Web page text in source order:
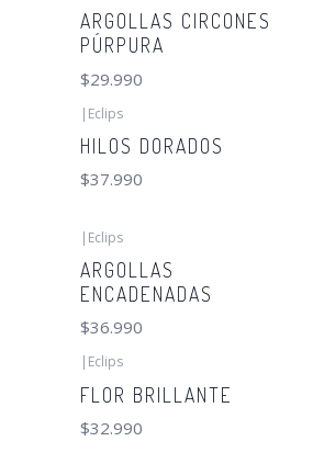
ARGOLLAS CIRCONES
PÚRPURA
$29.990
| Eclips
HILOS DORADOS
$37.990
| Eclips
ARGOLLAS
ENCADENADAS
$36.990
| Eclips
FLOR BRILLANTE
$32.990